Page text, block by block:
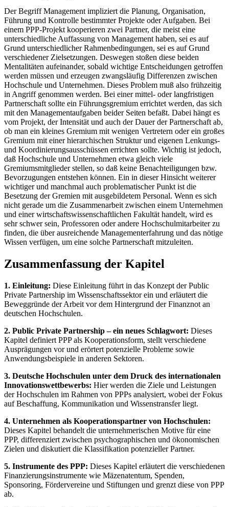
Der Begriff Management impliziert die Planung, Organisation,
Führung und Kontrolle bestimmter Projekte oder Aufgaben. Bei
einem PPP-Projekt kooperieren zwei Partner, die meist eine
unterschiedliche Auffassung von Management haben, sei es auf
Grund unterschiedlicher Rahmenbedingungen, sei es auf Grund
verschiedener Zielsetzungen. Deswegen stoßen diese beiden
Mentalitäten aufeinander, sobald wichtige Entscheidungen getroffen
werden müssen und erzeugen zwangsläufig Differenzen zwischen
Hochschule und Unternehmen. Dieses Problem muß also frühzeitig
in Angriff genommen werden. Bei einer mittel- oder langfristigen
Partnerschaft sollte ein Führungsgremium errichtet werden, das sich
mit den Managementaufgaben beider Seiten befaßt. Dabei hängt es
vom Projekt, der Intensität und auch der Dauer der Partnerschaft ab,
ob man ein kleines Gremium mit wenigen Vertretern oder ein großes
Gremium mit einer hierarchischen Struktur und eigenen Lenkungs-
und Koordinierungsausschüssen errichten sollte. Wichtig ist jedoch,
daß Hochschule und Unternehmen etwa gleich viele
Gremiumsmitglieder stellen, so daß keine Benachteiligungen bzw.
Bevorzugungen entstehen können. Ein in dieser Hinsicht weiterer
wichtiger und manchmal auch problematischer Punkt ist die
Besetzung der Gremien mit ausgebildetem Personal. Wenn es sich
nicht gerade um die Zusammenarbeit zwischen einem Unternehmen
und einer wirtschaftswissenschaftlichen Fakultät handelt, wird es
sehr schwer sein, Professoren oder andere Hochschulmitarbeiter zu
finden, die über ausreichende Managementerfahrung und das nötige
Wissen verfügen, um eine solche Partnerschaft mitzuleiten.
Zusammenfassung der Kapitel
1. Einleitung: Diese Einleitung führt in das Konzept der Public
Private Partnership im Wissenschaftssektor ein und erläutert die
Beweggründe der Arbeit vor dem Hintergrund der Finanznot an
deutschen Hochschulen.
2. Public Private Partnership – ein neues Schlagwort: Dieses
Kapitel definiert PPP als Kooperationsform, stellt verschiedene
Ausprägungen vor und erörtert potenzielle Probleme sowie
Anwendungsbeispiele in anderen Sektoren.
3. Deutsche Hochschulen unter dem Druck des internationalen
Innovationswettbewerbs: Hier werden die Ziele und Leistungen
der Hochschulen im Rahmen von PPPs analysiert, wobei der Fokus
auf Beschaffung, Kommunikation und Wissenstransfer liegt.
4. Unternehmen als Kooperationspartner von Hochschulen:
Dieses Kapitel behandelt die unternehmerischen Motive für eine
PPP, differenziert zwischen psychographischen und ökonomischen
Zielen und diskutiert die Klassifikation potenzieller Partner.
5. Instrumente des PPP: Dieses Kapitel erläutert die verschiedenen
Finanzierungsinstrumente wie Mäzenatentum, Spenden,
Sponsoring, Fördervereine und Stiftungen und grenzt diese von PPP
ab.